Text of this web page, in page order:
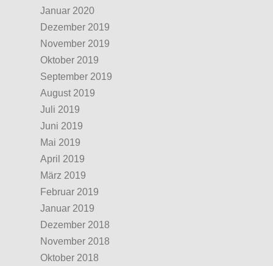
Januar 2020
Dezember 2019
November 2019
Oktober 2019
September 2019
August 2019
Juli 2019
Juni 2019
Mai 2019
April 2019
März 2019
Februar 2019
Januar 2019
Dezember 2018
November 2018
Oktober 2018